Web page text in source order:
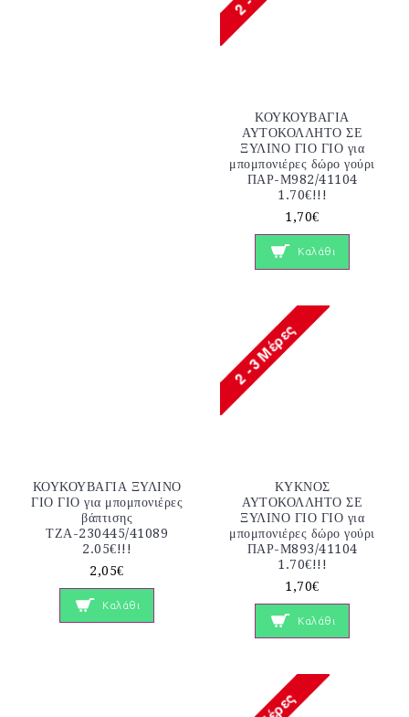
ΚΟΥΚΟΥΒΑΓΙΑ
ΑΥΤΟΚΟΛΛΗΤΟ ΣΕ
ΞΥΛΙΝΟ ΓΙΟ ΓΙΟ για
μπομπονιέρες δώρο γούρι
ΠΑΡ-Μ982/41104
1.70€!!!
1,70€
Καλάθι
ΚΟΥΚΟΥΒΑΓΙΑ ΞΥΛΙΝΟ
ΓΙΟ ΓΙΟ για μπομπονιέρες
βάπτισης
ΤΖΑ-230445/41089
2.05€!!!
2,05€
Καλάθι
ΚΥΚΝΟΣ
ΑΥΤΟΚΟΛΛΗΤΟ ΣΕ
ΞΥΛΙΝΟ ΓΙΟ ΓΙΟ για
μπομπονιέρες δώρο γούρι
ΠΑΡ-Μ893/41104
1.70€!!!
1,70€
Καλάθι